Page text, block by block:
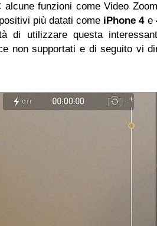
alcune funzioni come Video
più datati come iPhone 4e
di utilizzare questa
non supportati e di seguito vi